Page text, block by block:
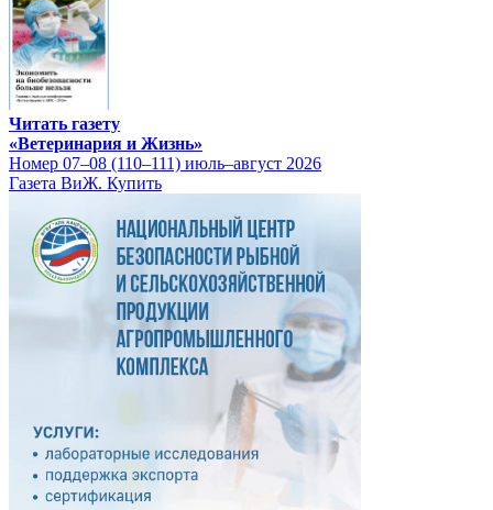
Читать газету
«Ветеринария и Жизнь»
Номер 07–08 (110–111) июль–август 2026
Газета ВиЖ. Купить